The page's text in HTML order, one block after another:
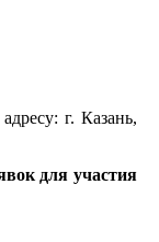
г. Казань,
для участия